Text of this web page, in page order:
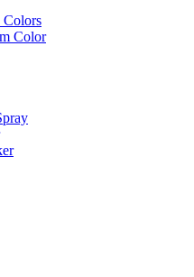
Colors
Color